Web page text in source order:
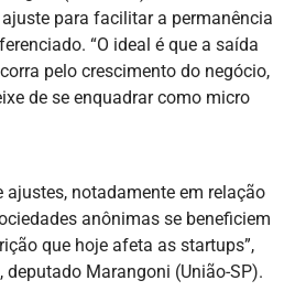
para facilitar a permanência
“O ideal é que a saída
pelo crescimento do negócio,
de se enquadrar como micro
ajustes, notadamente em relação
anônimas se beneficiem
que hoje afeta as startups”,
Marangoni (União-SP).